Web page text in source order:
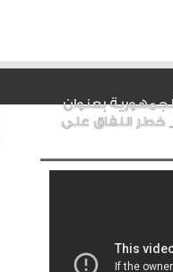
بعنوان
_ خطر النفاق على